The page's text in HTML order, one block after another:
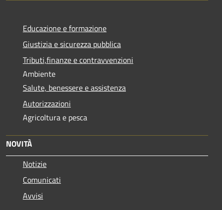
Educazione e formazione
Giustizia e sicurezza pubblica
Tributi,finanze e contravvenzioni
Ambiente
Salute, benessere e assistenza
Autorizzazioni
Agricoltura e pesca
NOVITÀ
Notizie
Comunicati
Avvisi